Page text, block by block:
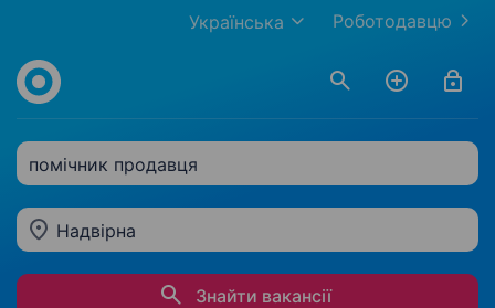
Роботодавцю
Українська
помічник продавця
Надвірна
Знайти вакансії